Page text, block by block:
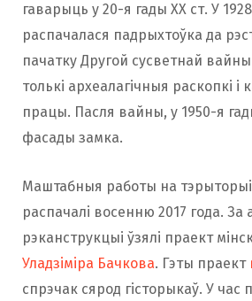
гаварыць у 20-я гады ХХ ст. У
распачалася падрыхтоўка да
пачатку Другой сусветнай
толькі археалагічныя раскопкі
працы. Пасля вайны, у 1950-я
фасады замка.
Маштабныя работы на тэрыторыі
распачалі восенню 2017 года. За
рэканструкцыі ўзялі праект
Уладзіміра Бачкова. Гэты праект
спрэчак сярод гісторыкаў. У час